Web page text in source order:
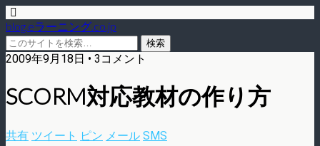
blog.eラーニング.co.jp
2009年9月18日 • 3コメント
SCORM対応教材の作り方
共有 ツイート ピン メール SMS